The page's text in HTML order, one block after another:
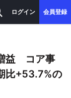
ログイン 会員登録
益 コア事
比+53.7%の